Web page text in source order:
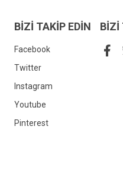
BİZİ TAKİP EDİN
Facebook
Twitter
Instagram
Youtube
Pinterest
BİZİ